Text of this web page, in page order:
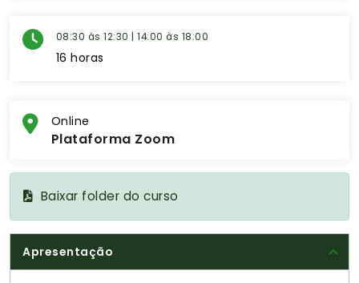
08:30 às 12:30 | 14:00 às 18:00
16 horas
Online
Plataforma Zoom
Baixar folder do curso
Apresentação